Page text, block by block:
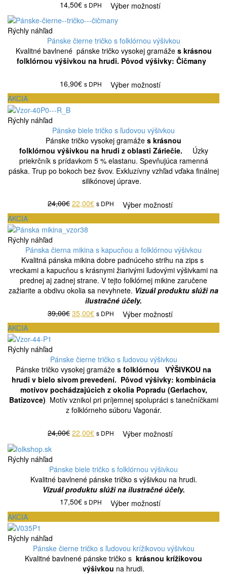
14,50€ s DPH Výber možností
Rýchly náhľad
Pánske čierne tričko s folklórnou výšivkou
Kvalitné bavlnené pánske tričko vysokej gramážes krásnou
folklórnou výšivkou na hrudi. Pôvod výšivky: Čičmany
16,90€ s DPH
Výber možností
AKCIA
Rýchly náhľad
Pánske biele tričko s ľudovou výšivkou
Pánske tričko vysokej gramáže s krásnou
folklórnou výšivkou na hrudi z oblasti Záriečie.
Úzky
priekrčník s prídavkom 5 % elastanu. Spevňujúca ramenná
páska. Trup po bokoch bez švov. Exkluzívny vzhľad vďaka finálnej
silikónovej úprave.
24,00€ 22,00€ s DPH
Výber možností
AKCIA
Rýchly náhľad
Pánska čierna mikina s kapucňou a folklórnou výšivkou
Kvalitná pánska mikina dobre padnúceho strihu na zips s
vreckami a kapucňou s krásnymi žiarivými ľudovými výšivkami na
prednej aj zadnej strane. V tejto folklórnej mikine zaručene
zažiarite a obdivu okolia sa nevyhnete. Vizuál produktu slúži na
ilustračné účely.
39,00€ 35,00€ s DPH
Výber možností
AKCIA
Rýchly náhľad
Pánske čierne tričko s ľudovou výšivkou
Pánske tričko vysokej gramáže s folklórnou VÝŠIVKOU na
hrudi v bielo sivom prevedení. Pôvod výšivky: kombinácia
motívov pochádzajúcich z okolia Popradu (Gerlachov,
Batizovce) Motív vznikol pri príjemnej spolupráci s tanečníčkami
z folklórneho súboru Vagonár.
24,00€ 22,00€ s DPH Výber možností
Rýchly náhľad
Pánske biele tričko s folklórnou výšivkou
Kvalitné bavlnené pánske tričko s výšivkou na hrudi.
Vizuál produktu slúži na ilustračné účely.
17,50€ s DPH
Výber možností
AKCIA
Rýchly náhľad
Pánske čierne tričko s ľudovou krížikovou výšivkou
Kvalitné bavlnené pánske tričko s krásnou krížikovou
výšivkou na hrudi.